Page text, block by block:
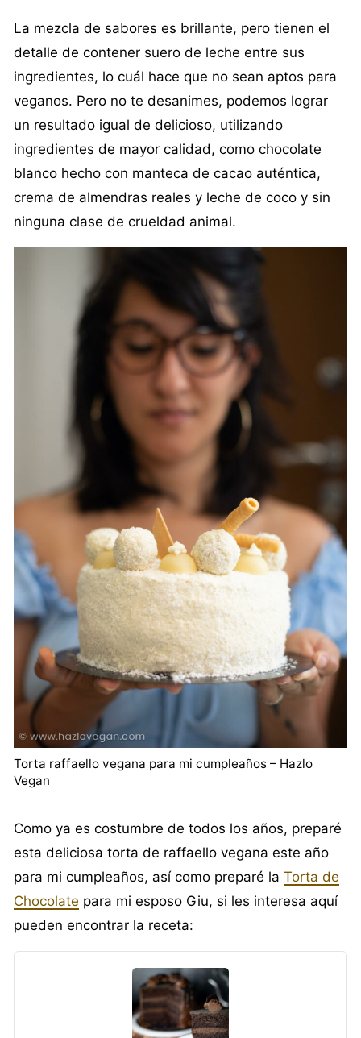
La mezcla de sabores es brillante, pero tienen el
detalle de contener suero de leche entre sus
ingredientes, lo cuál hace que no sean aptos para
veganos. Pero no te desanimes, podemos lograr
un resultado igual de delicioso, utilizando
ingredientes de mayor calidad, como chocolate
blanco hecho con manteca de cacao auténtica,
crema de almendras reales y leche de coco y sin
ninguna clase de crueldad animal.
Torta raffaello vegana para mi cumpleaños – Hazlo
Vegan
Como ya es costumbre de todos los años, preparé
esta deliciosa torta de raffaello vegana este año
para mi cumpleaños, así como preparé la Torta de
Chocolate para mi esposo Giu, si les interesa aquí
pueden encontrar la receta: